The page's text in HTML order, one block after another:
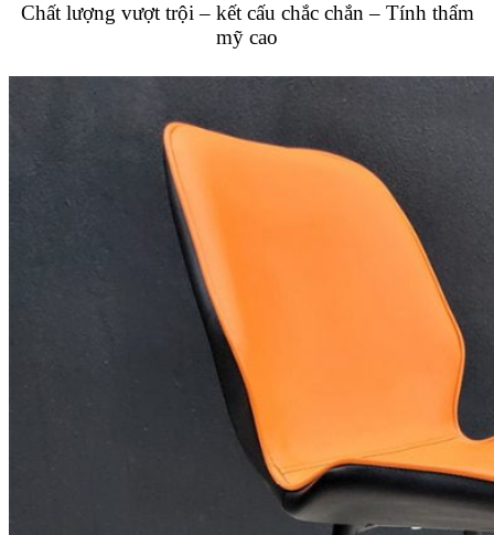
Chất lượng vượt trội – kết cấu chắc chắn – Tính thẩm
mỹ cao